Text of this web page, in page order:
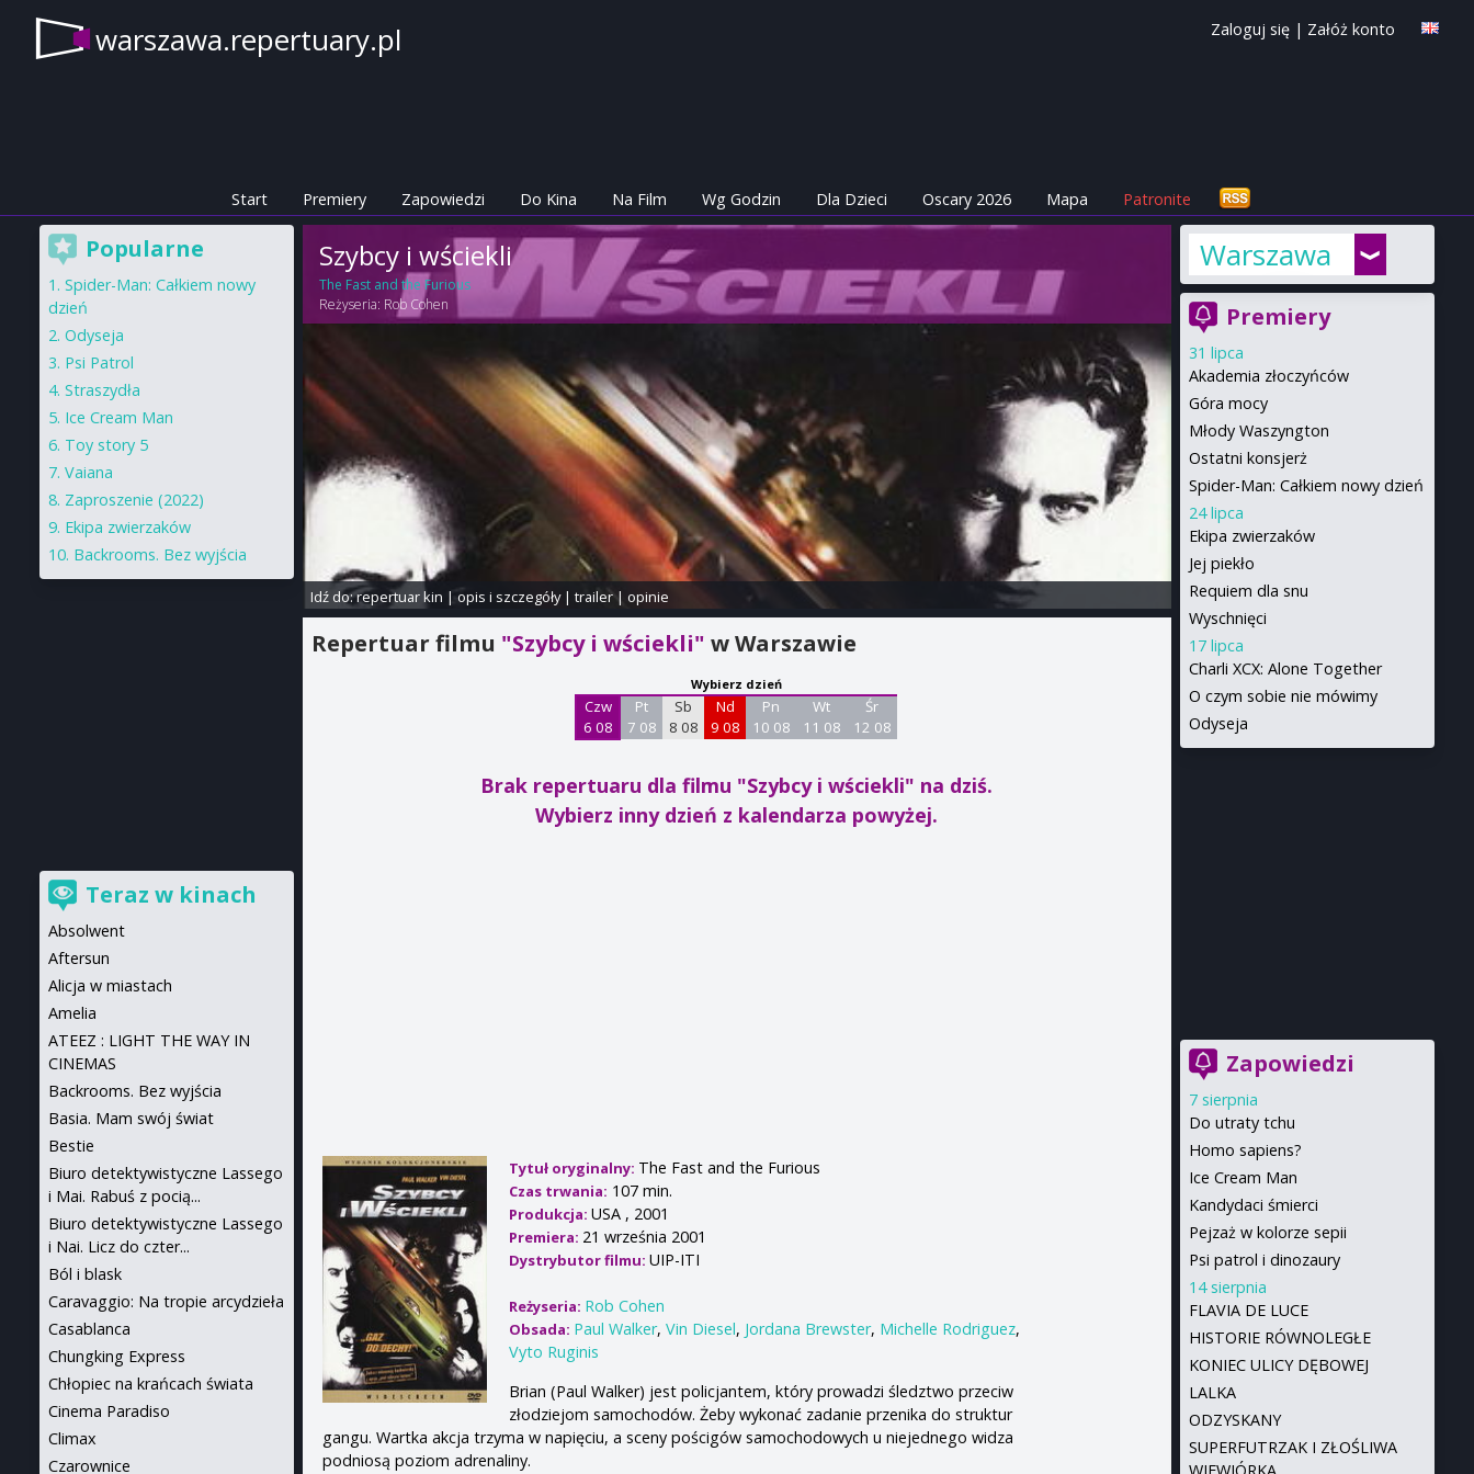
warszawa.repertuary.pl Zaloguj się | Załóż konto
Start Premiery Zapowiedzi Do Kina Na Film Wg Godzin Dla Dzieci Oscary 2026 Mapa Patronite
Szybcy i wściekli
The Fast and the Furious
Reżyseria: Rob Cohen
Idź do:repertuar kin |opis i szczegóły| trailer| opinie
Repertuar filmu "Szybcy i wściekli"w Warszawie
Wybierz dzień
Czw
6 08
Pt
7 08
Sb
8 08
Nd
9 08
Pn
10 08
Wt
11 08
Śr
12 08
Brak repertuaru dla filmu "Szybcy i wściekli" na dziś.
Wybierz inny dzień z kalendarza powyżej.
Tytuł oryginalny: The Fast and the Furious
Czas trwania: 107 min.
Produkcja:USA , 2001
Premiera: 21 września 2001
Dystrybutor filmu:UIP-ITI
Reżyseria: Rob Cohen
Obsada: Paul Walker,Vin Diesel, Jordana Brewster, Michelle Rodriguez,
Vyto Ruginis
Brian (Paul Walker) jest policjantem, który prowadzi śledztwo przeciw
złodziejom samochodów. Żeby wykonać zadanie przenika do struktur
gangu. Wartka akcja trzyma w napięciu, a sceny pościgów samochodowych u niejednego widza
podniosą poziom adrenaliny.
Warszawa
Premiery
31 lipca
Akademia złoczyńców
Góra mocy
Młody Waszyngton
Ostatni konsjerż
Spider-Man: Całkiem nowy dzień
24 lipca
Ekipa zwierzaków
Jej piekło
Requiem dla snu
Wyschnięci
17 lipca
Charli XCX: Alone Together
O czym sobie nie mówimy
Odyseja
Zapowiedzi
7 sierpnia
Do utraty tchu
Homo sapiens?
Ice Cream Man
Kandydaci śmierci
Pejzaż w kolorze sepii
Psi patrol i dinozaury
14 sierpnia
FLAVIA DE LUCE
HISTORIE RÓWNOLEGŁE
KONIEC ULICY DĘBOWEJ
LALKA
ODZYSKANY
SUPERFUTRZAK I ZŁOŚLIWA
Popularne
Spider-Man: Całkiem nowy
dzień
Odyseja
Psi Patrol
Straszydła
Ice Cream Man
Toy story 5
Vaiana
Zaproszenie (2022)
Ekipa zwierzaków
Backrooms. Bez wyjścia
Teraz w kinach
Absolwent
Aftersun
Alicja w miastach
Amelia
ATEEZ : LIGHT THE WAY IN
CINEMAS
Backrooms. Bez wyjścia
Basia. Mam swój świat
Bestie
Biuro detektywistyczne Lassego
i Mai. Rabuś z pocią...
Biuro detektywistyczne Lassego
i Nai. Licz do czter...
Ból i blask
Caravaggio: Na tropie arcydzieła
Casablanca
Chungking Express
Chłopiec na krańcach świata
Cinema Paradiso
Climax
Czarownice